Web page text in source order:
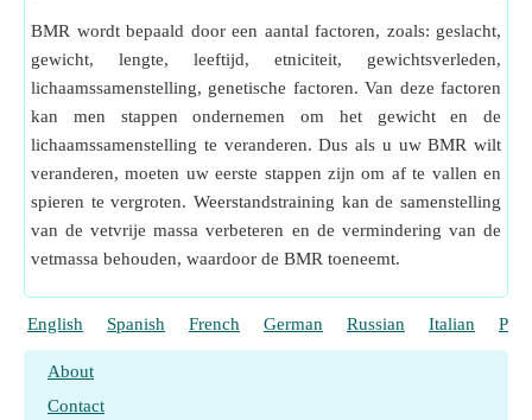
BMR wordt bepaald door een aantal factoren, zoals: geslacht,
gewicht, lengte, leeftijd, etniciteit, gewichtsverleden,
lichaamssamenstelling, genetische factoren. Van deze factoren
kan men stappen ondernemen om het gewicht en de
lichaamssamenstelling te veranderen. Dus als u uw BMR wilt
veranderen, moeten uw eerste stappen zijn om af te vallen en
spieren te vergroten. Weerstandstraining kan de samenstelling
van de vetvrije massa verbeteren en de vermindering van de
vetmassa behouden, waardoor de BMR toeneemt.
English Spanish French German Russian Italian
About
Contact